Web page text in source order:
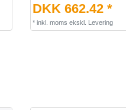
DKK 662.42 *
* inkl. moms ekskl. Levering